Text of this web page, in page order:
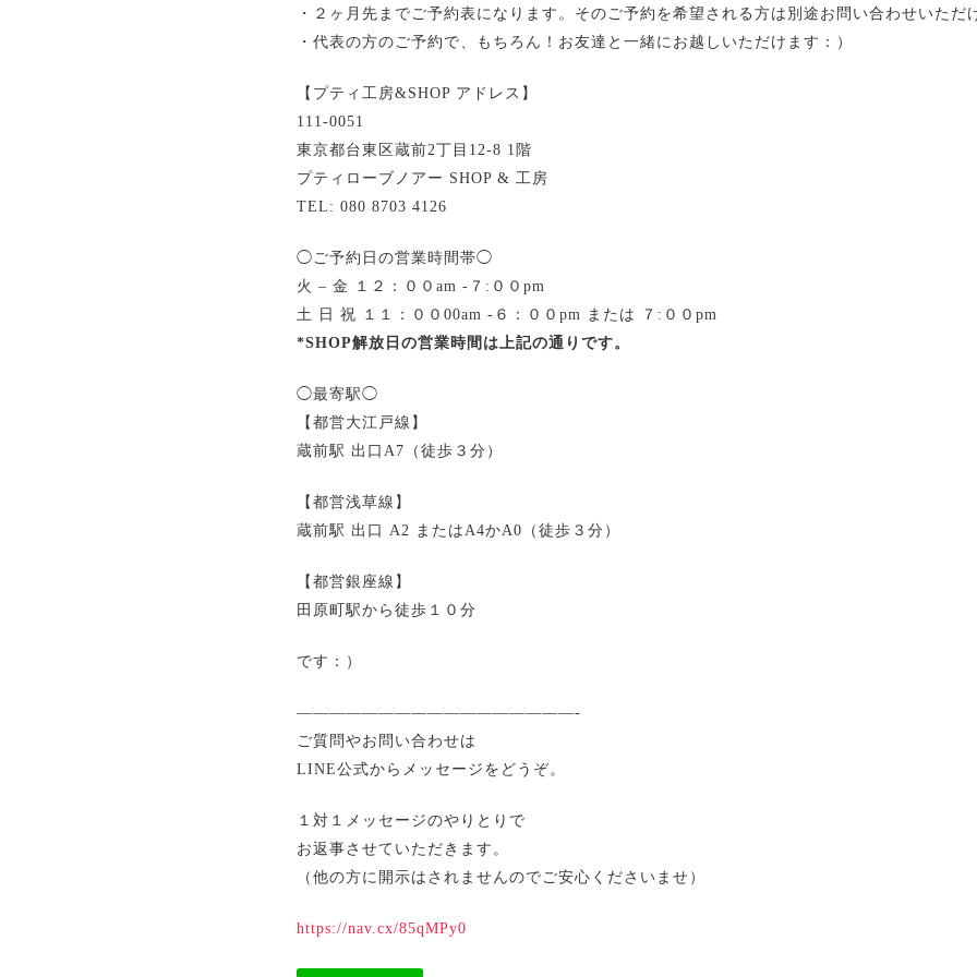
・２ヶ月先までご予約表になります。そのご予約を希望される方は別途お問い合わせいただ
・代表の方のご予約で、もちろん！お友達と一緒にお越しいただけます：）
【プティ工房&SHOP アドレス】
111-0051
東京都台東区蔵前2丁目12-8 1階
プティローブノアー SHOP & 工房
TEL: 080 8703 4126
◯ご予約日の営業時間帯◯
火 – 金 １２：００am -７:００pm
土 日 祝 １１：００00am -６：００pm または ７:００pm
*SHOP解放日の営業時間は上記の通りです。
◯最寄駅◯
【都営大江戸線】
蔵前駅 出口A7（徒歩３分）
【都営浅草線】
蔵前駅 出口 A2 またはA4かA0（徒歩３分）
【都営銀座線】
田原町駅から徒歩１０分
です：）
—————————————————-
ご質問やお問い合わせは
LINE公式からメッセージをどうぞ。
１対１メッセージのやりとりで
お返事させていただきます。
（他の方に開示はされませんのでご安心くださいませ）
https://nav.cx/85qMPy0